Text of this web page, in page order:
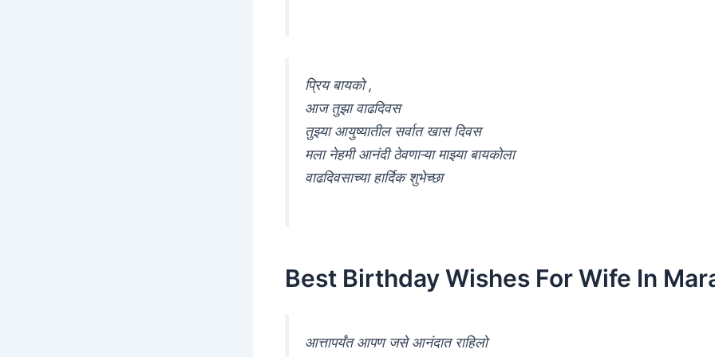
प्रिय बायको ,
आज तुझा वाढदिवस
तुझ्या आयुष्यातील सर्वात खास दिवस
मला नेहमी आनंदी ठेवणाऱ्या माझ्या बायकोला
वाढदिवसाच्या हार्दिक शुभेच्छा
Best Birthday Wishes For Wife In
आत्तापर्यंत आपण जसे आनंदात राहिलो